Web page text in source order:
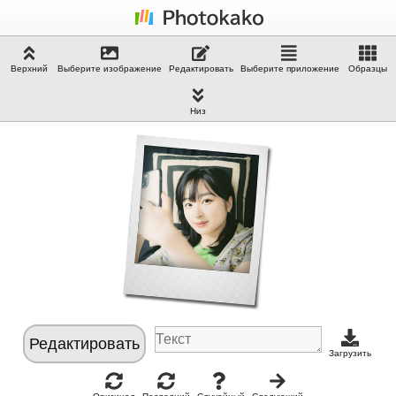
Верхний Выберите изображение Редактировать Выберите приложение Образцы
Низ
Редактировать Загрузить